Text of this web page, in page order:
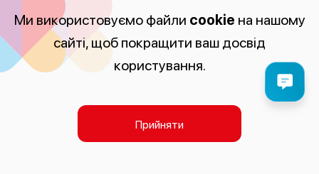
Ми використовуємо файли cookie на нашому
сайті, щоб покращити ваш досвід
користування.
Прийняти